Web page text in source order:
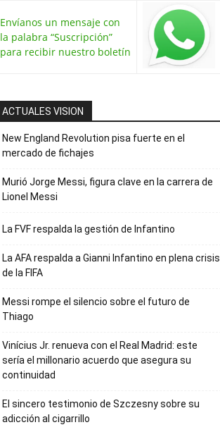
Envíanos un mensaje con
la palabra “Suscripción”
para recibir nuestro boletín
ACTUALES VISION
New England Revolution pisa fuerte en el
mercado de fichajes
Murió Jorge Messi, figura clave en la carrera de
Lionel Messi
La FVF respalda la gestión de Infantino
La AFA respalda a Gianni Infantino en plena crisis
de la FIFA
Messi rompe el silencio sobre el futuro de
Thiago
Vinícius Jr. renueva con el Real Madrid: este
sería el millonario acuerdo que asegura su
continuidad
El sincero testimonio de Szczesny sobre su
adicción al cigarrillo